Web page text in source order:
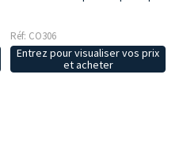
Réf: CO306
Entrez pour visualiser vos prix
et acheter